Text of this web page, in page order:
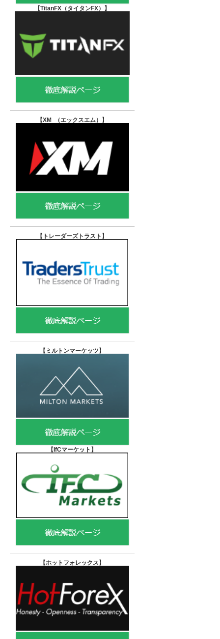
【TitanFX（タイタンFX） 】
【XM （エックスエム） 】
【トレーダーズトラスト 】
【 ミルトンマーケッツ】
【IfCマーケット 】
【ホットフォレックス】